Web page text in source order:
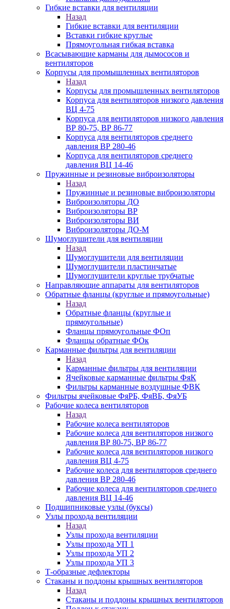
Гибкие вставки для вентиляции
Назад
Гибкие вставки для вентиляции
Вставки гибкие круглые
Прямоугольная гибкая вставка
Всасывающие карманы для дымососов и
вентиляторов
Корпусы для промышленных вентиляторов
Назад
Корпусы для промышленных вентиляторов
Корпуса для вентиляторов низкого давления
ВЦ 4-75
Корпуса для вентиляторов низкого давления
ВР 80-75, ВР 86-77
Корпуса для вентиляторов среднего
давления ВР 280-46
Корпуса для вентиляторов среднего
давления ВЦ 14-46
Пружинные и резиновые виброизоляторы
Назад
Пружинные и резиновые виброизоляторы
Виброизоляторы ДО
Виброизоляторы ВР
Виброизоляторы ВИ
Виброизоляторы ДО-М
Шумоглушители для вентиляции
Назад
Шумоглушители для вентиляции
Шумоглушители пластинчатые
Шумоглушители круглые трубчатые
Направляющие аппараты для вентиляторов
Обратные фланцы (круглые и прямоугольные)
Назад
Обратные фланцы (круглые и
прямоугольные)
Фланцы прямоугольные ФОп
Фланцы обратные ФОк
Карманные фильтры для вентиляции
Назад
Карманные фильтры для вентиляции
Ячейковые карманные фильтры ФяК
Фильтры карманные воздушные ФВК
Фильтры ячейковые ФяРБ, ФяВБ, ФяУБ
Рабочие колеса вентиляторов
Назад
Рабочие колеса вентиляторов
Рабочие колеса для вентиляторов низкого
давления ВР 80-75, ВР 86-77
Рабочие колеса для вентиляторов низкого
давления ВЦ 4-75
Рабочие колеса для вентиляторов среднего
давления ВР 280-46
Рабочие колеса для вентиляторов среднего
давления ВЦ 14-46
Подшипниковые узлы (буксы)
Узлы прохода вентиляции
Назад
Узлы прохода вентиляции
Узлы прохода УП 1
Узлы прохода УП 2
Узлы прохода УП 3
Т-образные дефлекторы
Стаканы и поддоны крышных вентиляторов
Назад
Стаканы и поддоны крышных вентиляторов